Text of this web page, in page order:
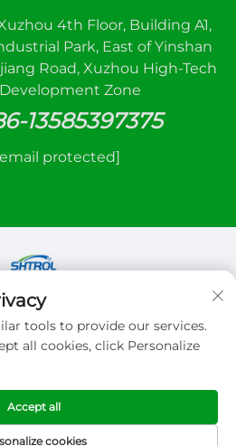
4th Floor, Building A1,
Park, East of Yinshan
Road, Xuzhou High-Tech
Zone
13585397375
protected]
Xuzhou sanhe automatic
Co.,LTD. Všetky práva
tools to provide our services.
all cookies, click Personalize
cookies
Accept all